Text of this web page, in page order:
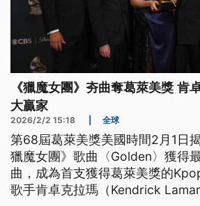
《獵魔女團》夯曲奪葛萊美獎 肯
大贏家
2026/2/2 15:18 全球
第68屆葛萊美獎美國時間2月1日
獵魔女團》歌曲〈Golden〉獲得
曲，成為首支獲得葛萊美獎的
歌手肯卓克拉瑪（Kendrick